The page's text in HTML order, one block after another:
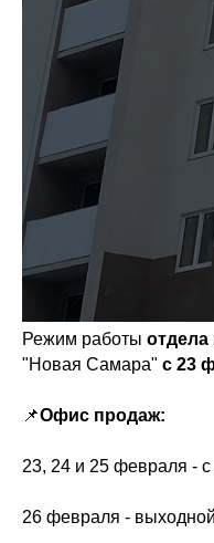
Режим работы
"Новая Самара" с 23
📌Офис продаж:
23, 24 и 25 февраля -
26 февраля -